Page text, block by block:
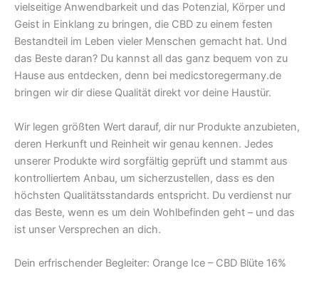
vielseitige Anwendbarkeit und das Potenzial, Körper und
Geist in Einklang zu bringen, die CBD zu einem festen
Bestandteil im Leben vieler Menschen gemacht hat. Und
das Beste daran? Du kannst all das ganz bequem von zu
Hause aus entdecken, denn bei medicstoregermany.de
bringen wir dir diese Qualität direkt vor deine Haustür.
Wir legen größten Wert darauf, dir nur Produkte anzubieten,
deren Herkunft und Reinheit wir genau kennen. Jedes
unserer Produkte wird sorgfältig geprüft und stammt aus
kontrolliertem Anbau, um sicherzustellen, dass es den
höchsten Qualitätsstandards entspricht. Du verdienst nur
das Beste, wenn es um dein Wohlbefinden geht – und das
ist unser Versprechen an dich.
Dein erfrischender Begleiter: Orange Ice – CBD Blüte 16%